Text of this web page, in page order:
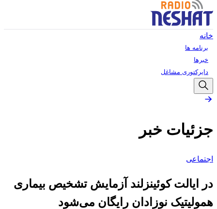
خانه
برنامه ها
خبرها
دایرکتوری مشاغل
جزئیات خبر
اجتماعی
در ایالت کوئینزلند آزمایش تشخیص بیماری
همولیتیک نوزادان رایگان می‌شود